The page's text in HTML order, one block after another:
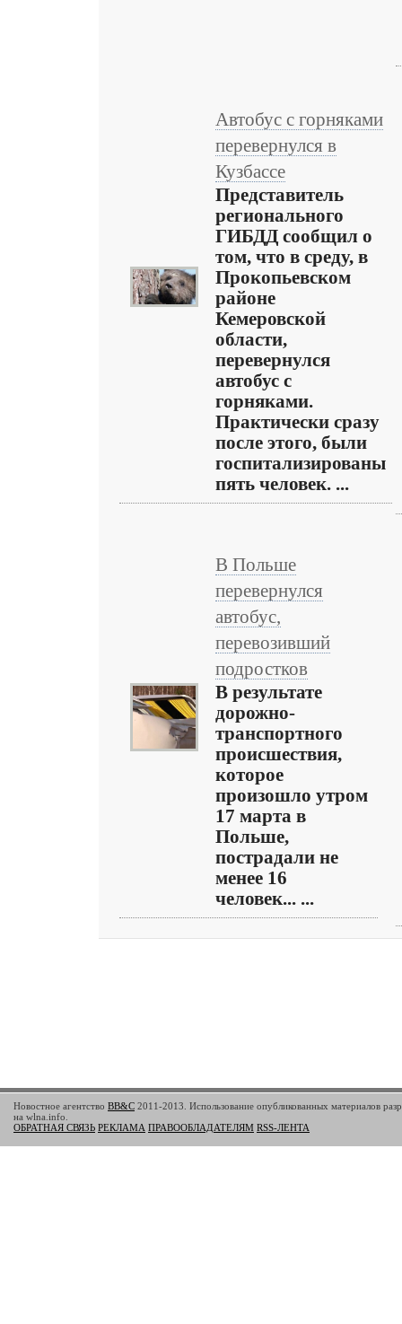
Автобус с горняками
перевернулся в
Кузбассе
Представитель
регионального
ГИБДД сообщил о
том, что в среду, в
Прокопьевском
районе
Кемеровской
области,
перевернулся
автобус с
горняками.
Практически сразу
после этого, были
госпитализированы
пять человек. ...
В Польше
перевернулся
автобус,
перевозивший
подростков
В результате
дорожно-
транспортного
происшествия,
которое
произошло утром
17 марта в
Польше,
пострадали не
менее 16
человек... ...
Новостное агентство BB&C 2011-2013. Использование опубликованных материалов
на wlna.info.
ОБРАТНАЯ СВЯЗЬ РЕКЛАМА ПРАВООБЛАДАТЕЛЯМ RSS-ЛЕНТА